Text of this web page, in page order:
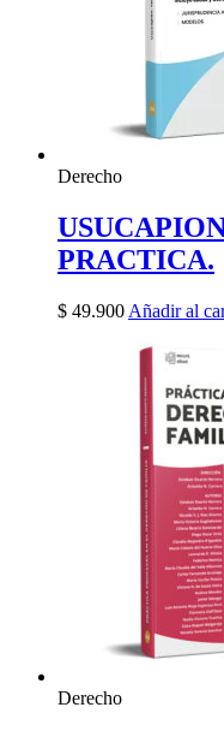
Derecho
PRACTICA.
$ 49.900 Añadir al
Derecho